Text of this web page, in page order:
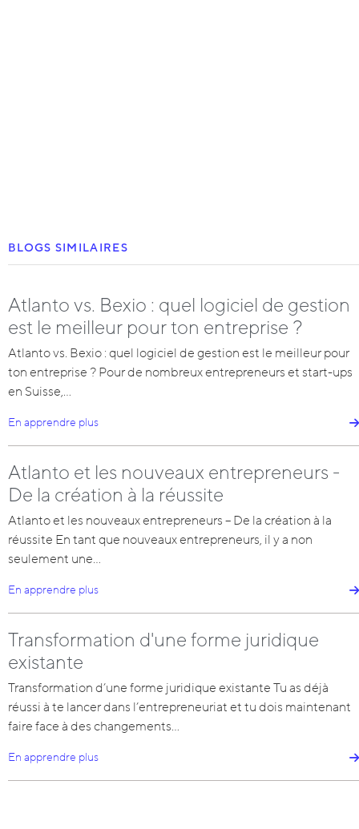
BLOGS SIMILAIRES
Atlanto vs. Bexio : quel logiciel de gestion
est le meilleur pour ton entreprise ?
Atlanto vs. Bexio : quel logiciel de gestion est le meilleur pour
ton entreprise ? Pour de nombreux entrepreneurs et start-ups
en Suisse,…
En apprendre plus
Atlanto et les nouveaux entrepreneurs -
De la création à la réussite
Atlanto et les nouveaux entrepreneurs – De la création à la
réussite En tant que nouveaux entrepreneurs, il y a non
seulement une…
En apprendre plus
Transformation d'une forme juridique
existante
Transformation d’une forme juridique existante Tu as déjà
réussi à te lancer dans l’entrepreneuriat et tu dois maintenant
faire face à des changements…
En apprendre plus